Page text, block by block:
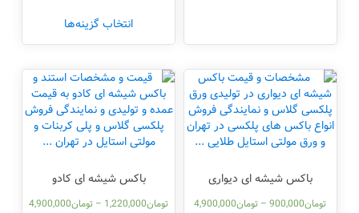
انتخاب گزینه‌ها
باکس شیشه ای دیواری
تومان900,000
– تومان4,900,000
باکس شیشه ای کادو
تومان1,220,000
– تومان4,900,000